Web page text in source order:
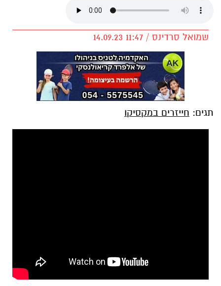
שמואל סרדינס / 11:47 14.09.23
תגים: חייזרים במקסיקו